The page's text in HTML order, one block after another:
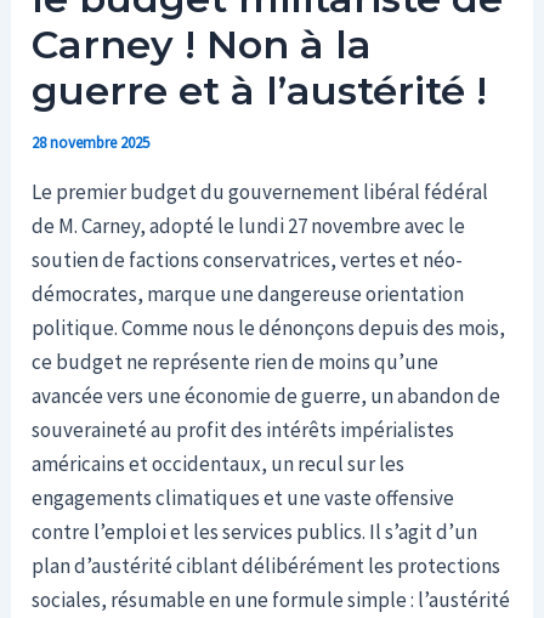
Carney ! Non à la
guerre et à l’austérité !
28 novembre 2025
Le premier budget du gouvernement libéral fédéral
de M. Carney, adopté le lundi 27 novembre avec le
soutien de factions conservatrices, vertes et néo-
démocrates, marque une dangereuse orientation
politique. Comme nous le dénonçons depuis des mois,
ce budget ne représente rien de moins qu’une
avancée vers une économie de guerre, un abandon de
souveraineté au profit des intérêts impérialistes
américains et occidentaux, un recul sur les
engagements climatiques et une vaste offensive
contre l’emploi et les services publics. Il s’agit d’un
plan d’austérité ciblant délibérément les protections
sociales, résumable en une formule simple : l’austérité